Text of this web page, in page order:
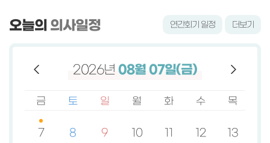
정 인원보다 적을 경우’에 해당(「지방
택제임기제마급(영상) 채용인원 : 1
근무실적 우수 시 총 근무기간 5년
2026. 8. 19.(수) ~ 2026. 8. 21.(금)
(3일간) 자세한 사항은 첨부문서를
오늘의 의사일정 연간회기 일정 더보기
2026년 08월 07일(금)
08월 08일(토)
08월 09일(일)
08월 10일(월)
08월 11일(화)
08월 12일(수)
08월 13일(목)
08월 14일(금)
08월 15일(토)
08월 16일(일)
08월 17일(월)
08월 18일(화)
08월 19일(수)
08월 20일(목)
금
7
토
8
일
9
월
10
화 수
12
목
13
비회기 중, 의사일정이 없습니다.
비회기 중, 의사일정이 없습니다.
비회기 중, 의사일정이 없습니다.